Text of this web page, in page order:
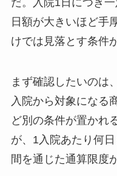
日額が大きいほど手
けでは見落とす条件
まず確認したいのは
入院から対象になる
ど別の条件が置かれ
が、1入院あたり何
間を通じた通算限度